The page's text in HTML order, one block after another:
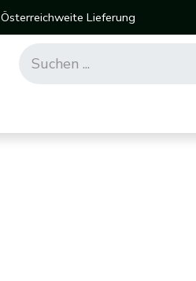
Österreichweite Lieferung